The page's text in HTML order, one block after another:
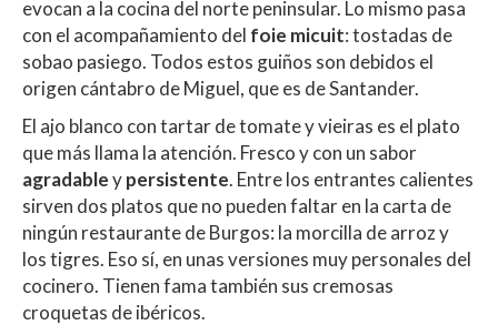
evocan a la cocina del norte peninsular. Lo mismo pasa
con el acompañamiento del foie micuit: tostadas de
sobao pasiego. Todos estos guiños son debidos el
origen cántabro de Miguel, que es de Santander.
El ajo blanco con tartar de tomate y vieiras es el plato
que más llama la atención. Fresco y con un sabor
agradableypersistente. Entre los entrantes calientes
sirven dos platos que no pueden faltar en la carta de
ningún restaurante de Burgos: la morcilla de arroz y
los tigres. Eso sí, en unas versiones muy personales del
cocinero. Tienen fama también sus cremosas
croquetas de ibéricos.